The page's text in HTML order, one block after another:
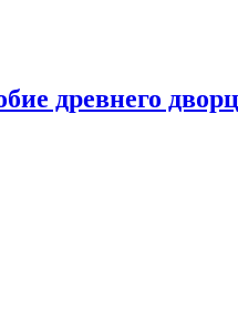
древнего